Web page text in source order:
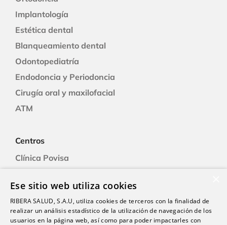
Implantología
Estética dental
Blanqueamiento dental
Odontopediatría
Endodoncia y Periodoncia
Cirugía oral y maxilofacial
ATM
Centros
Clínica Povisa
Ciudad Quesada
Clínica Cartagena
Clínica A Coruña
Ese sitio web utiliza cookies
RIBERA SALUD, S.A.U, utiliza cookies de terceros con la finalidad de
realizar un análisis estadístico de la utilización de navegación de los
usuarios en la página web, así como para poder impactarles con